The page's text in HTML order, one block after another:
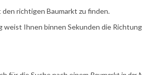
richtigen Baumarkt zu finden.
Ihnen binnen Sekunden die